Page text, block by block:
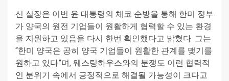
신 실장은 이번 윤 대통령의 체코 순방을 통해 한미 정부
가 양국의 원전 기업들이 원활하게 협력할 수 있는 환경
을 지원하고 있음을 다시 한번 확인했다고 밝혔다. 그는
“한미 양국은 공히 양국 기업들이 원활한 관계를 맺기를
원하고 있다”며, 웨스팅하우스와의 분쟁도 이런 협력적
인 분위기 속에서 긍정적으로 해결될 가능성이 크다고